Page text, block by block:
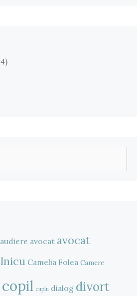
audiere avocat avocat
Camelia Folea Camere
copil cuplu dialog divort